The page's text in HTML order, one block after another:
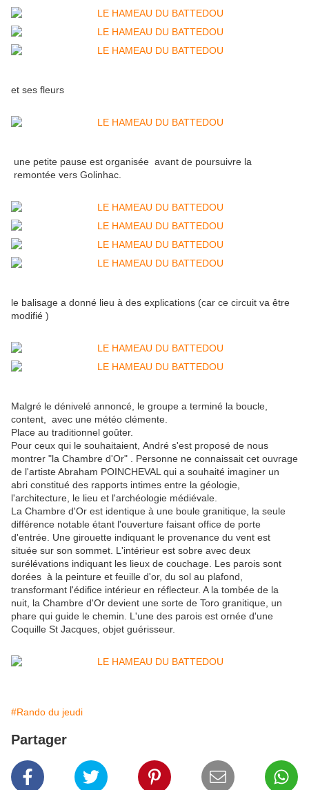
et ses fleurs
une petite pause est organisée avant de poursuivre la
remontée vers Golinhac.
le balisage a donné lieu à des explications (car ce circuit va être
modifié )
Malgré le dénivelé annoncé, le groupe a terminé la boucle,
content, avec une météo clémente.
Place au traditionnel goûter.
Pour ceux qui le souhaitaient, André s'est proposé de nous
montrer "la Chambre d'Or" . Personne ne connaissait cet ouvrage
de l'artiste Abraham POINCHEVAL qui a souhaité imaginer un
abri constitué des rapports intimes entre la géologie,
l'architecture, le lieu et l'archéologie médiévale.
La Chambre d'Or est identique à une boule granitique, la seule
différence notable étant l'ouverture faisant office de porte
d'entrée. Une girouette indiquant le provenance du vent est
située sur son sommet. L'intérieur est sobre avec deux
surélévations indiquant les lieux de couchage. Les parois sont
dorées à la peinture et feuille d'or, du sol au plafond,
transformant l'édifice intérieur en réflecteur. A la tombée de la
nuit, la Chambre d'Or devient une sorte de Toro granitique, un
phare qui guide le chemin. L'une des parois est ornée d'une
Coquille St Jacques, objet guérisseur.
#Rando du jeudi
Partager